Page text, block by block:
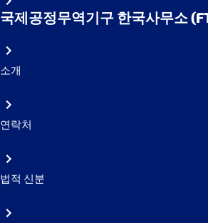
국제공정무역기구 한국사무소
소개
연락처
법적 신분